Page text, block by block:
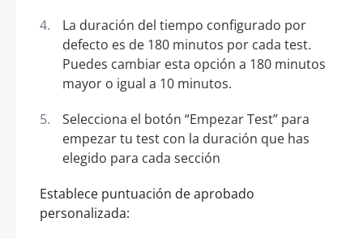
La duración del tiempo configurado por
defecto es de 180 minutos por cada test.
Puedes cambiar esta opción a 180 minutos
mayor o igual a 10 minutos.
Selecciona el botón “Empezar Test” para
empezar tu test con la duración que has
elegido para cada sección
Establece puntuación de aprobado
personalizada: